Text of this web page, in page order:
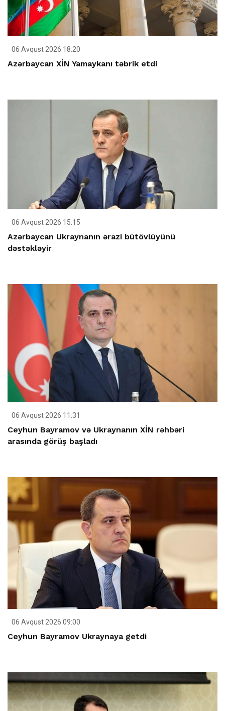
06 Avqust 2026 18:20
Azərbaycan XİN Yamaykanı təbrik etdi
06 Avqust 2026 15:15
Azərbaycan Ukraynanın ərazi bütövlüyünü
dəstəkləyir
06 Avqust 2026 11:31
Ceyhun Bayramov və Ukraynanın XİN rəhbəri
arasında görüş başladı
06 Avqust 2026 09:00
Ceyhun Bayramov Ukraynaya getdi